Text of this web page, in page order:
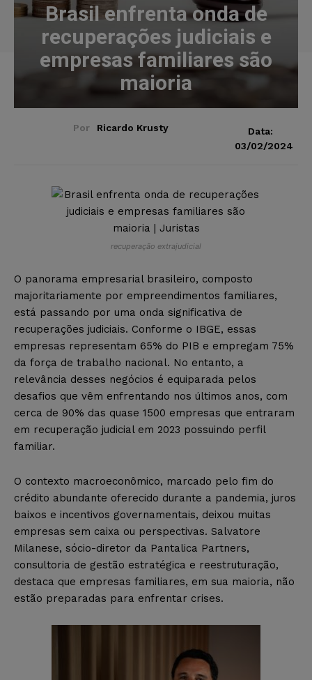
Brasil enfrenta onda de
recuperações judiciais e
empresas familiares são
maioria
Por Ricardo Krusty
Data:
03/02/2024
recuperação extrajudicial
O panorama empresarial brasileiro, composto
majoritariamente por empreendimentos familiares,
está passando por uma onda significativa de
recuperações judiciais. Conforme o IBGE, essas
empresas representam 65% do PIB e empregam 75%
da força de trabalho nacional. No entanto, a
relevância desses negócios é equiparada pelos
desafios que vêm enfrentando nos últimos anos, com
cerca de 90% das quase 1500 empresas que entraram
em recuperação judicial em 2023 possuindo perfil
familiar.
O contexto macroeconômico, marcado pelo fim do
crédito abundante oferecido durante a pandemia, juros
baixos e incentivos governamentais, deixou muitas
empresas sem caixa ou perspectivas. Salvatore
Milanese, sócio-diretor da Pantalica Partners,
consultoria de gestão estratégica e reestruturação,
destaca que empresas familiares, em sua maioria, não
estão preparadas para enfrentar crises.